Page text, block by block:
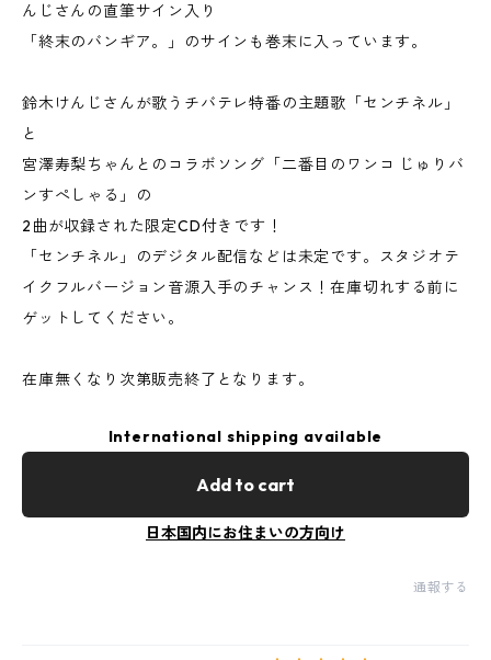
んじさんの直筆サイン入り
「終末のバンギア。」のサインも巻末に入っています。
鈴木けんじさんが歌うチバテレ特番の主題歌「センチネル」
と
宮澤寿梨ちゃんとのコラボソング「二番目のワンコ じゅりバ
ンすぺしゃる」の
2曲が収録された限定CD付きです！
「センチネル」のデジタル配信などは未定です。スタジオテ
イクフルバージョン音源入手のチャンス！在庫切れする前に
ゲットしてください。
在庫無くなり次第販売終了となります。
International shipping available
Add to cart
日本国内にお住まいの方向け
通報する